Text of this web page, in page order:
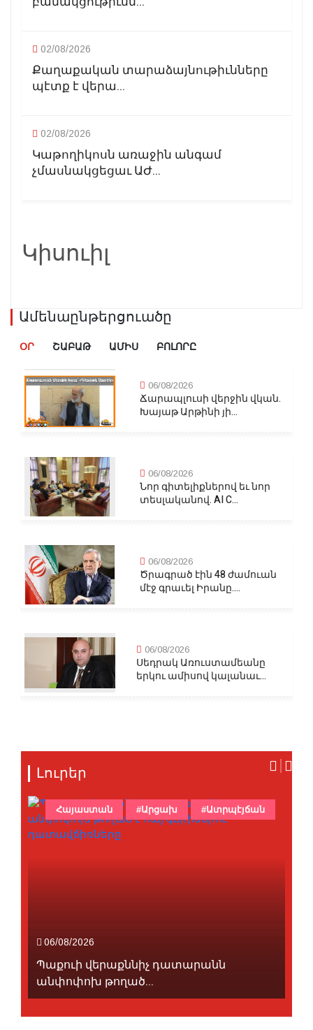
02/08/2026
Քաղաքական տարաձայնութիւնները
պէտք է վերա...
02/08/2026
Կաթողիկոսն առաջին անգամ
չմասնակցեցաւ ԱԺ...
Կիսուիլ
Ամենաընթերցուածը
ՕՐ ՇԱԲԱԹ ԱՄԻՍ ԲՈԼՈՐԸ
06/08/2026
Ճարապլուսի վերջին վկան.
Խայաթ Արթինի յի...
06/08/2026
Նոր գիտելիքներով եւ նոր
տեսլականով. AI C...
06/08/2026
Ծրագրած էին 48 ժամուան
մէջ գրաւել Իրանը....
06/08/2026
Սեդրակ Առուստամեանը
երկու ամիսով կալանաւ...
Լուրեր
06/08/2026
Պաքուի վերաքննիչ դատարանն
անփոփոխ թողած...
Հայաստան #Արցախ #Ատրպէյճան